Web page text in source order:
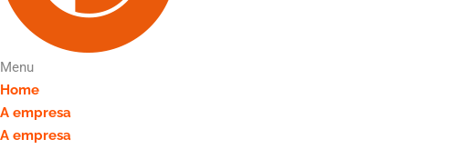
Menu
Home
A empresa
A empresa